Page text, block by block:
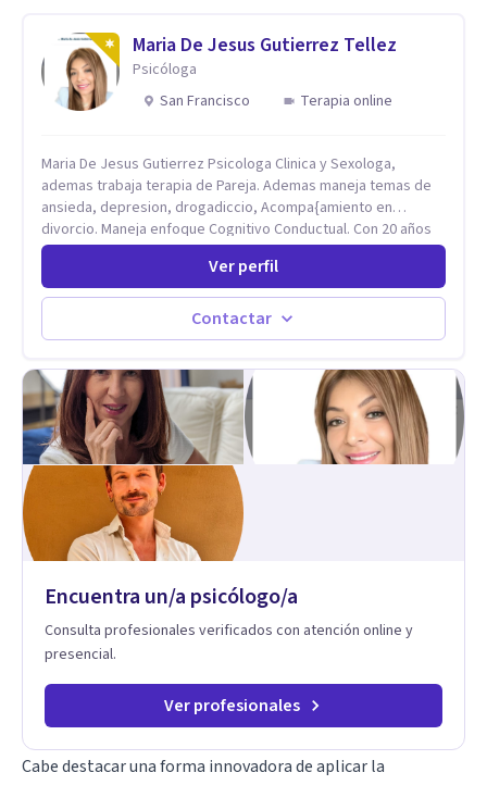
sentido. Considero que esto es posible cuando
desarrollamos una mayor conciencia de nuestro mundo
interior y de la manera en que nuestras experiencias influyen
en nuestra forma de sentir, pensar y relacionarnos. Mi misión
ritmo de cada persona. Integro conocimientos y herramientas
de la psicología con un enfoque informado en trauma para
ayudar a mis clientes a comprender sus conflictos internos,
fortalecer sus recursos personales, desarrollar nuevas
estrategias de afrontamiento y avanzar con mayor claridad,
autoconciencia como un camino fundamental para la
transformación personal y para construir una vida más
auténtica y significativa.
Maria De Jesus Gutierrez Tellez
Psicóloga
San Francisco
Terapia online
Maria De Jesus Gutierrez Psicologa Clinica y Sexologa,
ademas trabaja terapia de Pareja. Ademas maneja temas de
ansieda, depresion, drogadiccio, Acompa{amiento en
divorcio. Maneja enfoque Cognitivo Conductual. Con 20 años
de experiencia, constantemente capacitandose en las
diferntes areas de la Salud Mental.
Ver perfil
Contactar
Encuentra un/a psicólogo/a
Consulta profesionales verificados con atención online y
presencial.
Ver profesionales
Cabe destacar una forma innovadora de aplicar la